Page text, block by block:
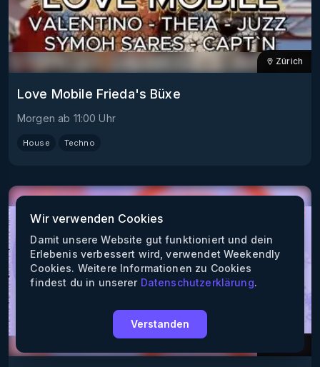
Wir verwenden Cookies
Damit unsere Website gut funktioniert und dein
Erlebenis verbessert wird, verwendet Weekendly
Cookies. Weitere Informationen zu Cookies
findest du in unserer Datenschutzerklärung.
Verstanden
Zürich
Love Mobile Frieda's Büxe
Morgen ab 11:00 Uhr
House Techno